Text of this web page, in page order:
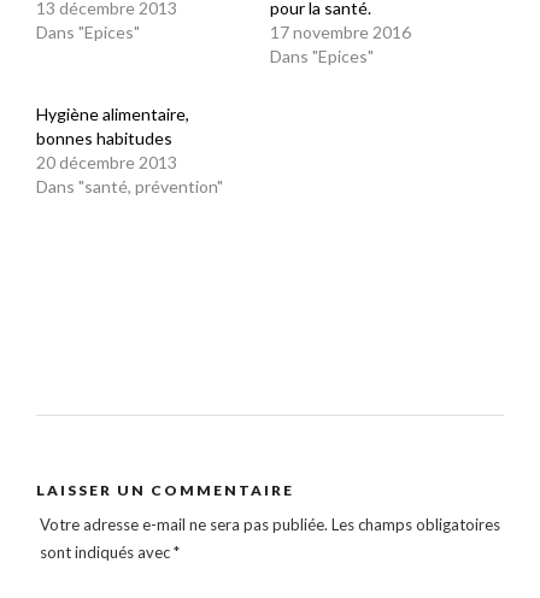
13 décembre 2013
Dans "Epices"
pour la santé.
17 novembre 2016
Dans "Epices"
Hygiène alimentaire,
bonnes habitudes
20 décembre 2013
Dans "santé, prévention"
LAISSER UN COMMENTAIRE
Votre adresse e-mail ne sera pas publiée. Les champs obligatoires
sont indiqués avec*